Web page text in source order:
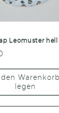
Leomuster hell
Warenkorb
legen